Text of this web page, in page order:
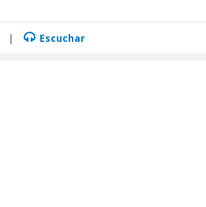
| Escuchar